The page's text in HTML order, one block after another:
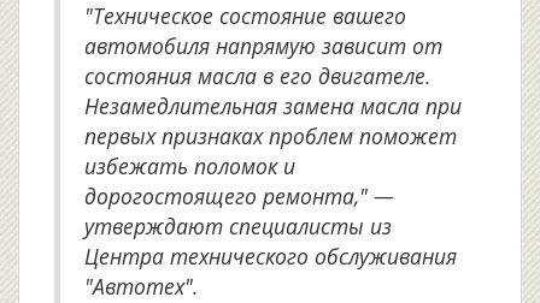
"Техническое состояние вашего
автомобиля напрямую зависит от
состояния масла в его двигателе.
Незамедлительная замена масла при
первых признаках проблем поможет
избежать поломок и
дорогостоящего ремонта," —
утверждают специалисты из
Центра технического обслуживания
"Автотех".